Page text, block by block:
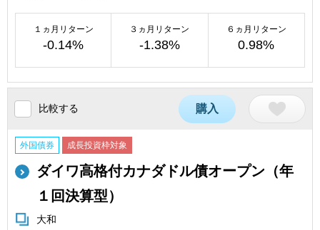
１ヵ月リターン
-0.14%
３ヵ月リターン
-1.38%
６ヵ月リターン
0.98%
比較する 購入
外国債券 成長投資枠対象
ダイワ高格付カナダドル債オープン（年
１回決算型）
大和